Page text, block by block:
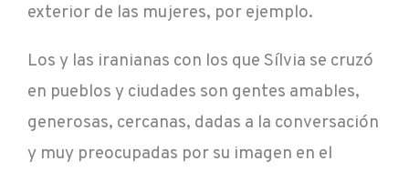
exterior de las mujeres, por ejemplo.
Los y las iranianas con los que Sílvia se cruzó
en pueblos y ciudades son gentes amables,
generosas, cercanas, dadas a la conversación
y muy preocupadas por su imagen en el